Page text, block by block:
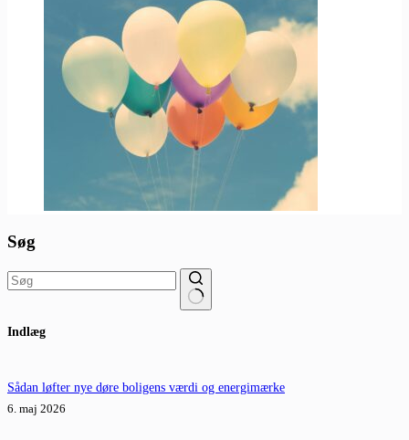
Søg
resultater
Indlæg
Sådan løfter nye døre boligens værdi og energimærke
6. maj 2026